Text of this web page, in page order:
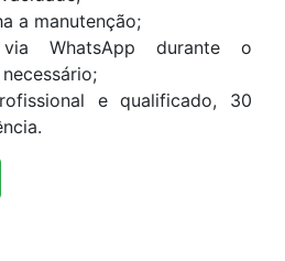
a manutenção;
via WhatsApp durante o
e qualificado, 30